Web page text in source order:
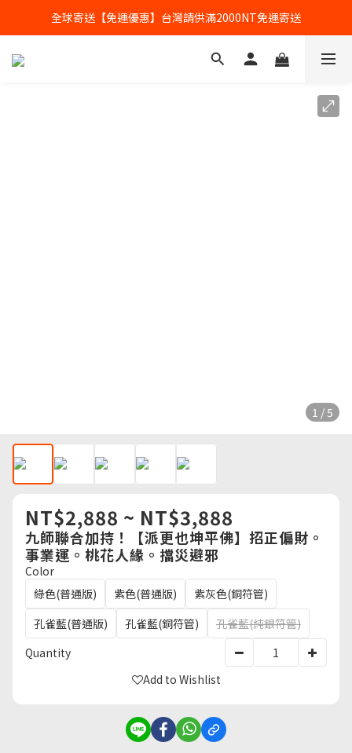
全球寄送【免運優惠】台灣請供滿2000NT免運寄送
全球寄送【免運優惠】台灣請供滿2000NT免運寄送
【加入會員】立即享有會員優惠價
1 / 5
NT$2,888 ~ NT$3,888
九師聯合加持！【派更也坤平佛】招正偏財。
事業運。桃花人緣。擋災避邪
Color
綠色(普通版)
紫色(普通版)
紫灰色(銅符管)
孔雀藍(普通版)
孔雀藍(銅符管)
孔雀藍(純銀符管)
Quantity
Add to Wishlist